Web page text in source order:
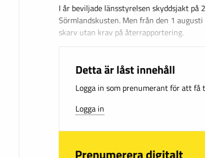
I år beviljade länsstyrelsen skyddsjakt på
Sörmlandskusten. Men från den 1
skarv utan krav på återrapportering.
Detta är låst innehåll
Logga in som prenumerant för att få
Logga in